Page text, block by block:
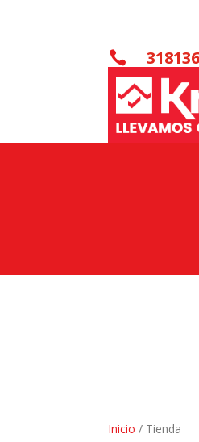

Inicio / Tienda